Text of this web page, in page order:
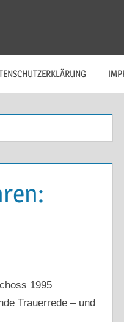
1995
Trauerrede – und